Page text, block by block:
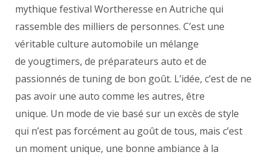
mythique festival Wortheresse en Autriche qui
rassemble des milliers de personnes. C’est une
véritable culture automobile un mélange
de yougtimers, de préparateurs auto et de
passionnés de tuning de bon goût. L’idée, c’est de ne
pas avoir une auto comme les autres, être
unique. Un mode de vie basé sur un excès de style
qui n’est pas forcément au goût de tous, mais c’est
un moment unique, une bonne ambiance à la